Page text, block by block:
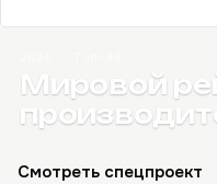
Мировой
Смотреть спецпроект